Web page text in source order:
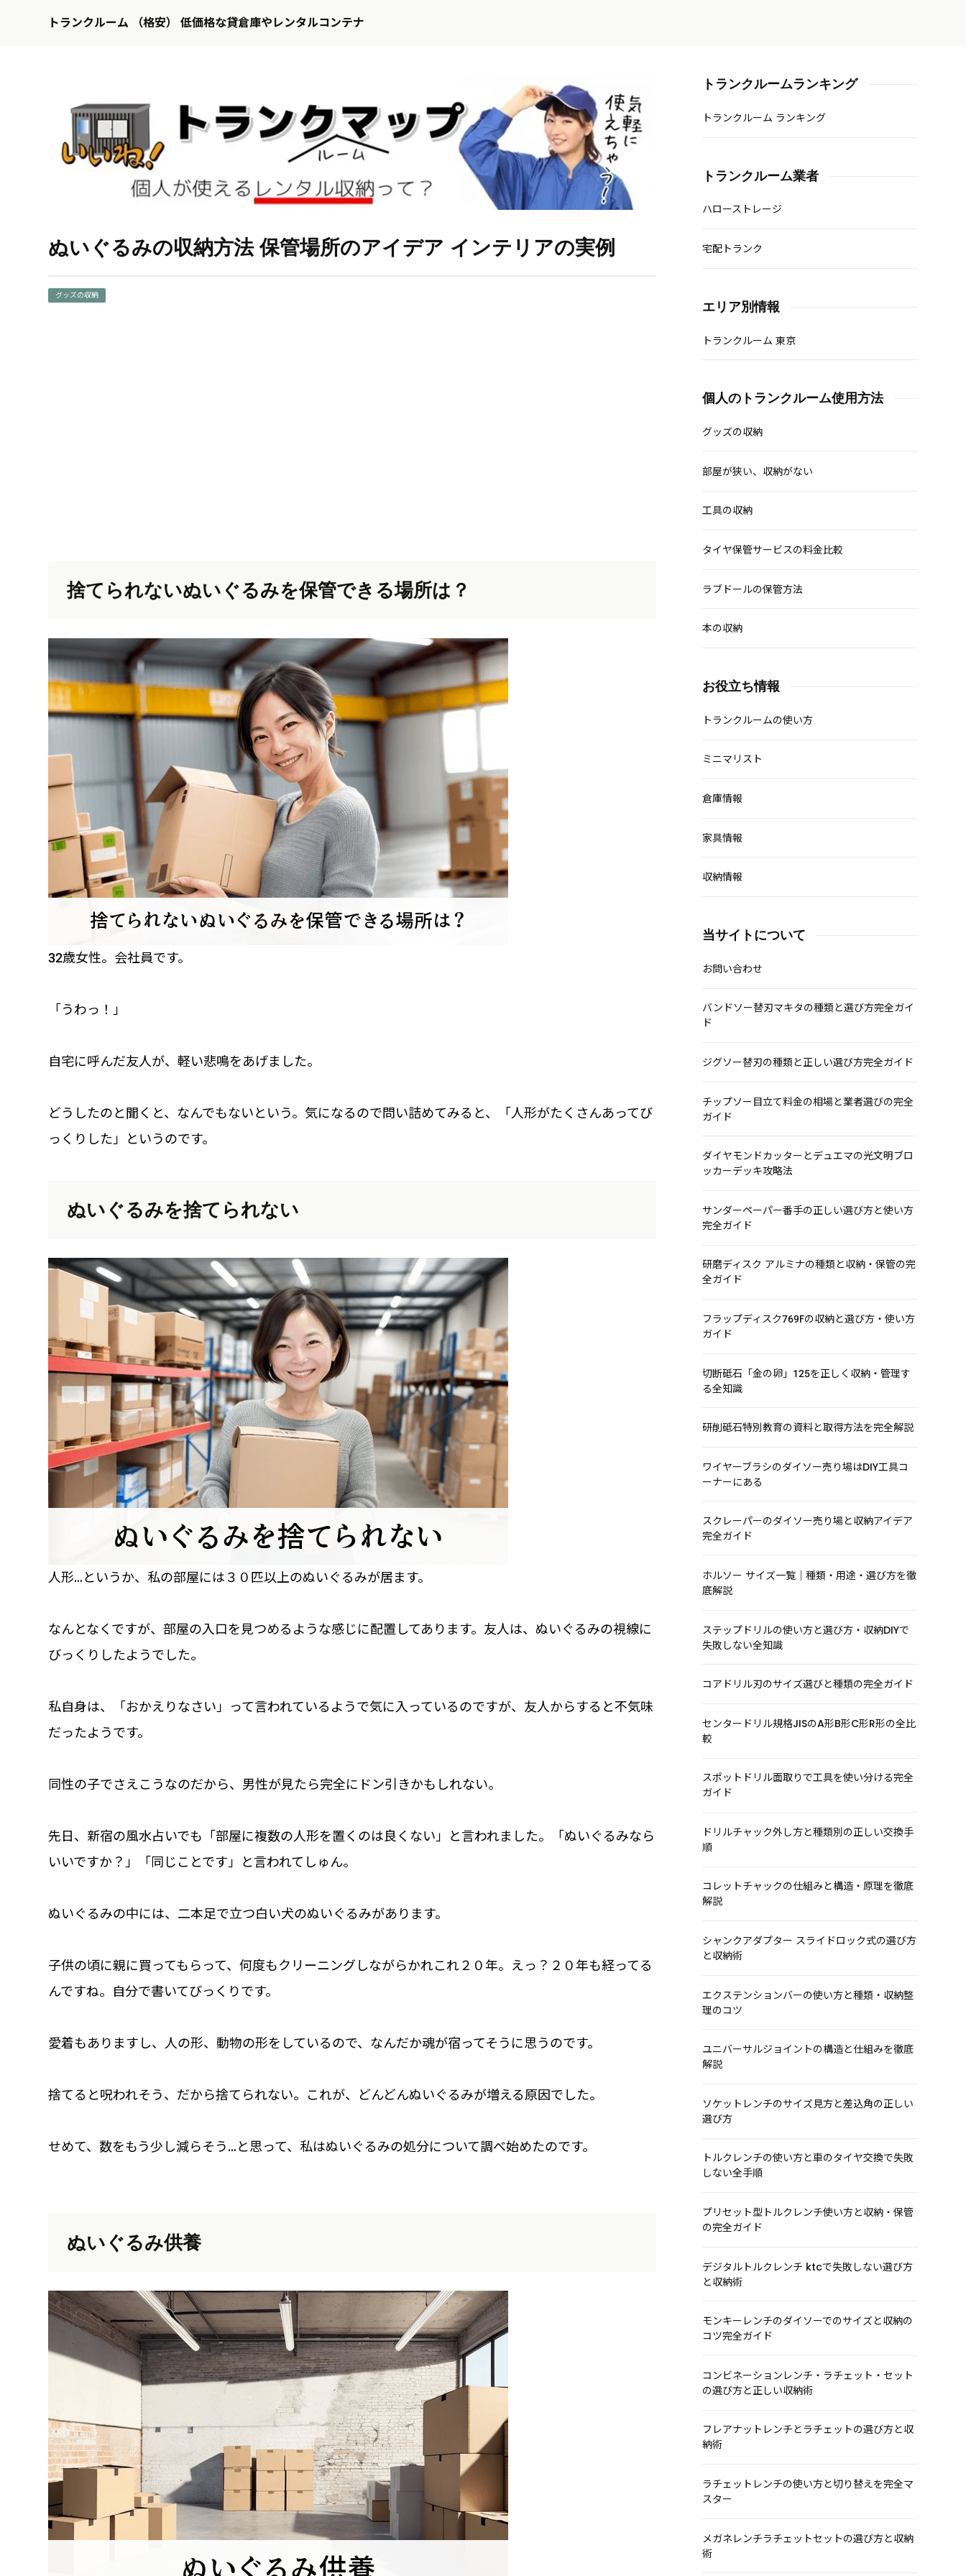
トランクルーム （格安） 低価格な貸倉庫やレンタルコンテナ
ぬいぐるみの収納方法 保管場所のアイデア インテリアの実例
グッズの収納
捨てられないぬいぐるみを保管できる場所は？
32歳女性。会社員です。
「うわっ！」
自宅に呼んだ友人が、軽い悲鳴をあげました。
どうしたのと聞くと、なんでもないという。気になるので問い詰めてみると、「人形がたくさんあってび
っくりした」というのです。
ぬいぐるみを捨てられない
人形…というか、私の部屋には３０匹以上のぬいぐるみが居ます。
なんとなくですが、部屋の入口を見つめるような感じに配置してあります。友人は、ぬいぐるみの視線に
びっくりしたようでした。
私自身は、「おかえりなさい」って言われているようで気に入っているのですが、友人からすると不気味
だったようです。
同性の子でさえこうなのだから、男性が見たら完全にドン引きかもしれない。
先日、新宿の風水占いでも「部屋に複数の人形を置くのは良くない」と言われました。「ぬいぐるみなら
いいですか？」「同じことです」と言われてしゅん。
ぬいぐるみの中には、二本足で立つ白い犬のぬいぐるみがあります。
子供の頃に親に買ってもらって、何度もクリーニングしながらかれこれ２０年。えっ？２０年も経ってる
んですね。自分で書いてびっくりです。
愛着もありますし、人の形、動物の形をしているので、なんだか魂が宿ってそうに思うのです。
捨てると呪われそう、だから捨てられない。これが、どんどんぬいぐるみが増える原因でした。
せめて、数をもう少し減らそう…と思って、私はぬいぐるみの処分について調べ始めたのです。
ぬいぐるみ供養
トランクルームランキング
トランクルーム ランキング
トランクルーム業者
ハローストレージ
宅配トランク
エリア別情報
トランクルーム 東京
個人のトランクルーム使用方法
グッズの収納
部屋が狭い、収納がない
工具の収納
タイヤ保管サービスの料金比較
ラブドールの保管方法
本の収納
お役立ち情報
トランクルームの使い方
ミニマリスト
倉庫情報
家具情報
収納情報
当サイトについて
お問い合わせ
バンドソー替刃マキタの種類と選び方完全ガイ
ド
ジグソー替刃の種類と正しい選び方完全ガイド
チップソー目立て料金の相場と業者選びの完全
ガイド
ダイヤモンドカッターとデュエマの光文明ブロ
ッカーデッキ攻略法
サンダーペーパー番手の正しい選び方と使い方
完全ガイド
研磨ディスク アルミナの種類と収納・保管の完
全ガイド
フラップディスク769Fの収納と選び方・使い方
ガイド
切断砥石「金の卵」125を正しく収納・管理す
る全知識
研削砥石特別教育の資料と取得方法を完全解説
ワイヤーブラシのダイソー売り場はDIY工具コ
ーナーにある
スクレーパーのダイソー売り場と収納アイデア
完全ガイド
ホルソー サイズ一覧｜種類・用途・選び方を徹
底解説
ステップドリルの使い方と選び方・収納DIYで
失敗しない全知識
コアドリル刃のサイズ選びと種類の完全ガイド
センタードリル規格JISのA形B形C形R形の全比
較
スポットドリル面取りで工具を使い分ける完全
ガイド
ドリルチャック外し方と種類別の正しい交換手
順
コレットチャックの仕組みと構造・原理を徹底
解説
シャンクアダプター スライドロック式の選び方
と収納術
エクステンションバーの使い方と種類・収納整
理のコツ
ユニバーサルジョイントの構造と仕組みを徹底
解説
ソケットレンチのサイズ見方と差込角の正しい
選び方
トルクレンチの使い方と車のタイヤ交換で失敗
しない全手順
プリセット型トルクレンチ使い方と収納・保管
の完全ガイド
デジタルトルクレンチ ktcで失敗しない選び方
と収納術
モンキーレンチのダイソーでのサイズと収納の
コツ完全ガイド
コンビネーションレンチ・ラチェット・セット
の選び方と正しい収納術
フレアナットレンチとラチェットの選び方と収
納術
ラチェットレンチの使い方と切り替えを完全マ
スター
メガネレンチラチェットセットの選び方と収納
術